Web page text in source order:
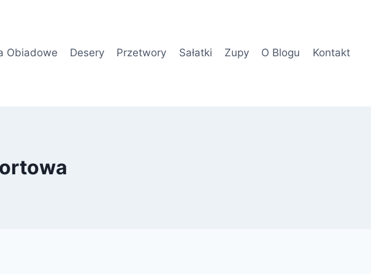
Obiadowe Desery Przetwory Sałatki Zupy O Blogu Kontakt